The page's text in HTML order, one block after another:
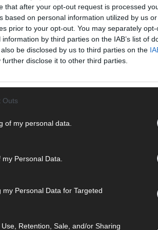
that after your opt-out request is processed
based on personal information utilized by us
prior to your opt-out. You may separately
by third parties on the IAB’s list of
be disclosed by us to third parties on the
further disclose it to other third parties.
Outs
of my personal data.
Personal Data.
Personal Data for Targeted
Retention, Sale, and/or Sharing
oder Specials – wir
live oder on-demand. Unsere
extra für dich. Kein langes
einfach einschalten, mitfiebern und
und eine gültige E-Mail-
Beiträge, die unsere
oder Werbung werden nicht